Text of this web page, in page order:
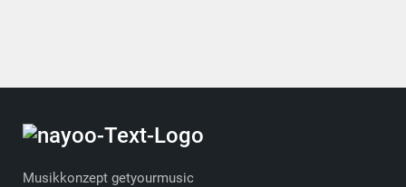
Musikkonzept getyourmusic